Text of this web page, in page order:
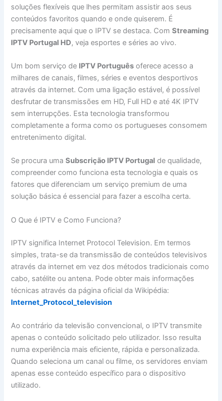
soluções flexíveis que lhes permitam assistir aos seus
conteúdos favoritos quando e onde quiserem. É
precisamente aqui que o IPTV se destaca. ComStreaming
IPTV Portugal HD, veja esportes e séries ao vivo.
Um bom serviço de IPTV Português oferece acesso a
milhares de canais, filmes, séries e eventos desportivos
através da internet. Com uma ligação estável, é possível
desfrutar de transmissões em HD, Full HD e até 4K IPTV
sem interrupções. Esta tecnologia transformou
completamente a forma como os portugueses consomem
entretenimento digital.
Se procura umaSubscrição IPTV Portugal de qualidade,
compreender como funciona esta tecnologia e quais os
fatores que diferenciam um serviço premium de uma
solução básica é essencial para fazer a escolha certa.
O Que é IPTV e Como Funciona?
IPTV significa Internet Protocol Television. Em termos
simples, trata-se da transmissão de conteúdos televisivos
através da internet em vez dos métodos tradicionais como
cabo, satélite ou antena. Pode obter mais informações
técnicas através da página oficial da Wikipédia:
Internet_Protocol_television
Ao contrário da televisão convencional, o IPTV transmite
apenas o conteúdo solicitado pelo utilizador. Isso resulta
numa experiência mais eficiente, rápida e personalizada.
Quando seleciona um canal ou filme, os servidores enviam
apenas esse conteúdo específico para o dispositivo
utilizado.